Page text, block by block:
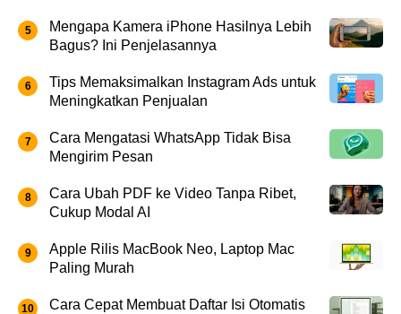
Mengapa Kamera iPhone Hasilnya Lebih
Bagus? Ini Penjelasannya
Tips Memaksimalkan Instagram Ads untuk
Meningkatkan Penjualan
Cara Mengatasi WhatsApp Tidak Bisa
Mengirim Pesan
Cara Ubah PDF ke Video Tanpa Ribet,
Cukup Modal AI
Apple Rilis MacBook Neo, Laptop Mac
Paling Murah
Cara Cepat Membuat Daftar Isi Otomatis